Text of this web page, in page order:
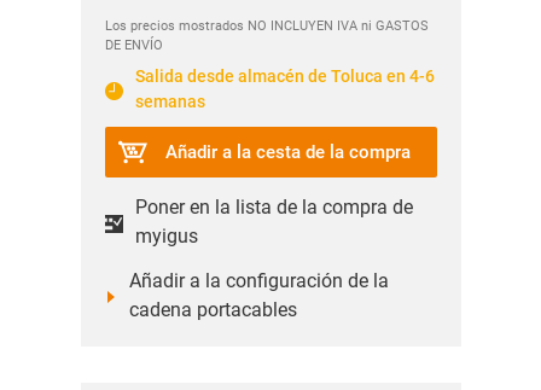
Los precios mostrados NO INCLUYEN IVA ni GASTOS
DE ENVÍO
Salida desde almacén de Toluca en 4-6
semanas
Añadir a la cesta de la compra
Poner en la lista de la compra de
myigus
Añadir a la configuración de la
cadena portacables